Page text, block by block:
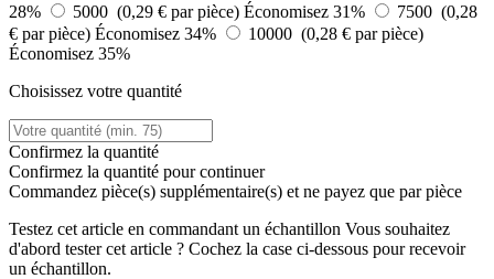
28%
5000 (0,29 € par pièce) Économisez 31%
7500 (0,28
€ par pièce) Économisez 34%
10000 (0,28 € par pièce)
Économisez 35%
Choisissez votre quantité
Confirmez la quantité
Confirmez la quantité pour continuer
Commandez pièce(s) supplémentaire(s) et ne payez que par pièce
Testez cet article en commandant un échantillon Vous souhaitez
d'abord tester cet article ? Cochez la case ci-dessous pour recevoir
un échantillon.